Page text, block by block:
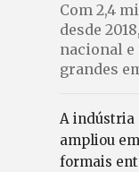
Com 2,4
desde
nacional e
grandes
A indústria
ampliou
formais